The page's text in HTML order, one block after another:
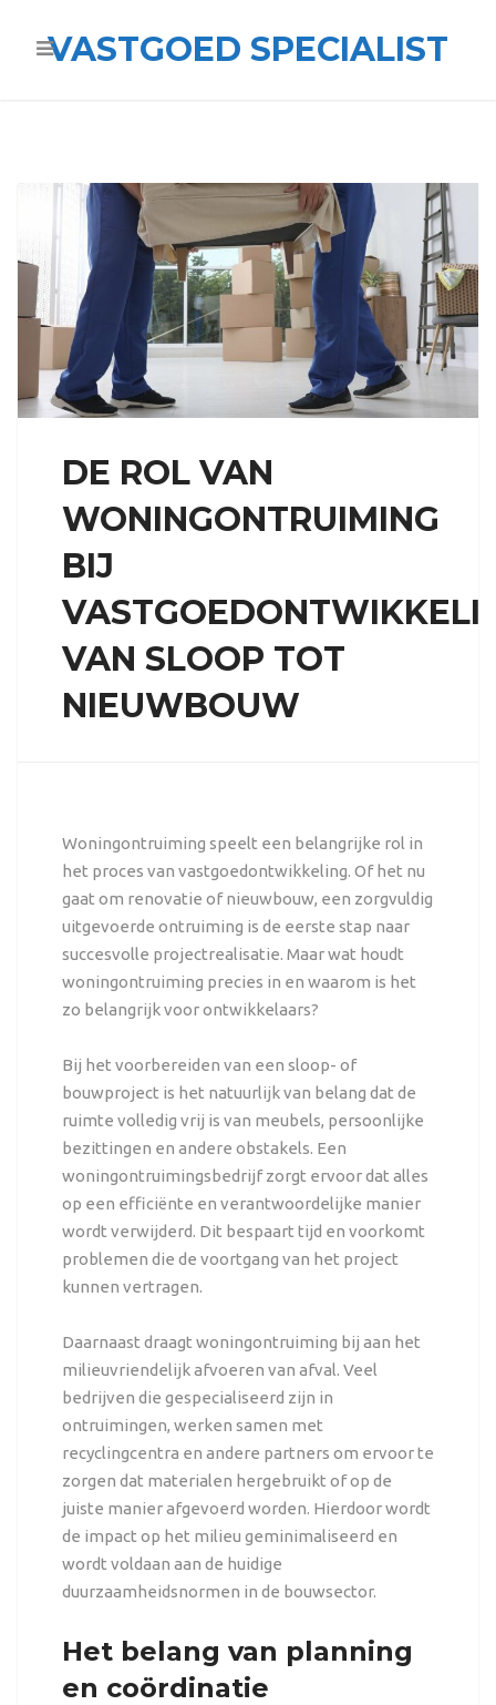
VASTGOED SPECIALIST
DE ROL VAN
WONINGONTRUIMING
BIJ
VAN SLOOP TOT
NIEUWBOUW
Woningontruiming speelt een belangrijke rol in
het proces van vastgoedontwikkeling. Of het nu
gaat om renovatie of nieuwbouw, een zorgvuldig
uitgevoerde ontruiming is de eerste stap naar
succesvolle projectrealisatie. Maar wat houdt
woningontruiming precies in en waarom is het
zo belangrijk voor ontwikkelaars?
Bij het voorbereiden van een sloop- of
bouwproject is het natuurlijk van belang dat de
ruimte volledig vrij is van meubels, persoonlijke
bezittingen en andere obstakels. Een
woningontruimingsbedrijf zorgt ervoor dat alles
op een efficiënte en verantwoordelijke manier
wordt verwijderd. Dit bespaart tijd en voorkomt
problemen die de voortgang van het project
kunnen vertragen.
Daarnaast draagt woningontruiming bij aan het
milieuvriendelijk afvoeren van afval. Veel
bedrijven die gespecialiseerd zijn in
ontruimingen, werken samen met
recyclingcentra en andere partners om ervoor te
zorgen dat materialen hergebruikt of op de
juiste manier afgevoerd worden. Hierdoor wordt
de impact op het milieu geminimaliseerd en
wordt voldaan aan de huidige
duurzaamheidsnormen in de bouwsector.
Het belang van planning
en coördinatie